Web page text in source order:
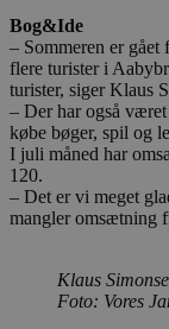
Bog&Ide
– Sommeren er
flere turister i
turister, siger Klaus
– Der har også
købe bøger, spil og
I juli måned har
120.
– Det er vi meget
mangler omsætning
Klaus
Foto: Vores